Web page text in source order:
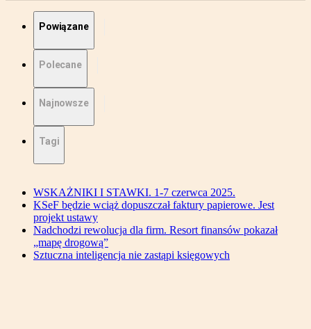
Powiązane
Polecane
Najnowsze
Tagi
WSKAŻNIKI I STAWKI. 1-7 czerwca 2025.
KSeF będzie wciąż dopuszczał faktury papierowe. Jest
projekt ustawy
Nadchodzi rewolucja dla firm. Resort finansów pokazał
„mapę drogową”
Sztuczna inteligencja nie zastąpi księgowych